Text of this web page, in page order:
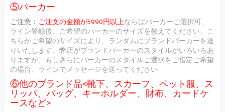
⑤パーカー
ご注意： ご注文の金額が5990円以上ならばパーカーご選択可、
ライン登録後、ご希望のパーカーのサイズを教えてください、こ
ちらがご希望のサイズにより、ランダムにブランドパーカーを送
りいたします、弊店がブランドパーカーのスタイルがいろいろあ
りますが、もしさらにパーカーのスタイルご選択をご指定ご希望
の場合、ラインでメッセージを送ってください
⑥他のブランド品<靴下、スカーフ、ペット服、ス
リッパ、バッグ、キーホルダー、財布、カードケ
ースなど>